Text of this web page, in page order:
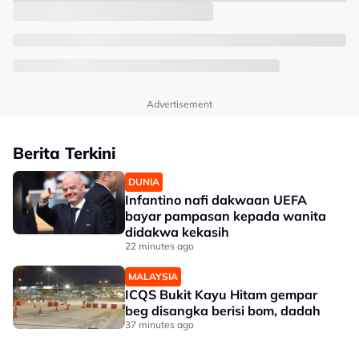
Advertisement
Berita Terkini
DUNIA
Infantino nafi dakwaan UEFA
bayar pampasan kepada wanita
didakwa kekasih
22 minutes ago
MALAYSIA
ICQS Bukit Kayu Hitam gempar
beg disangka berisi bom, dadah
37 minutes ago